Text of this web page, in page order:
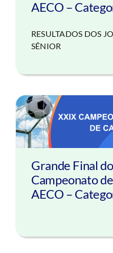
AECO –
RESULTADOS DOS
SÊNIOR
Grande Final
Campeonato
AECO –